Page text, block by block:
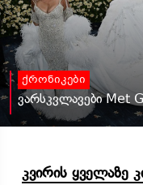
ქრონიკები
ვარსკვლავები Met
კვირის ყველაზე